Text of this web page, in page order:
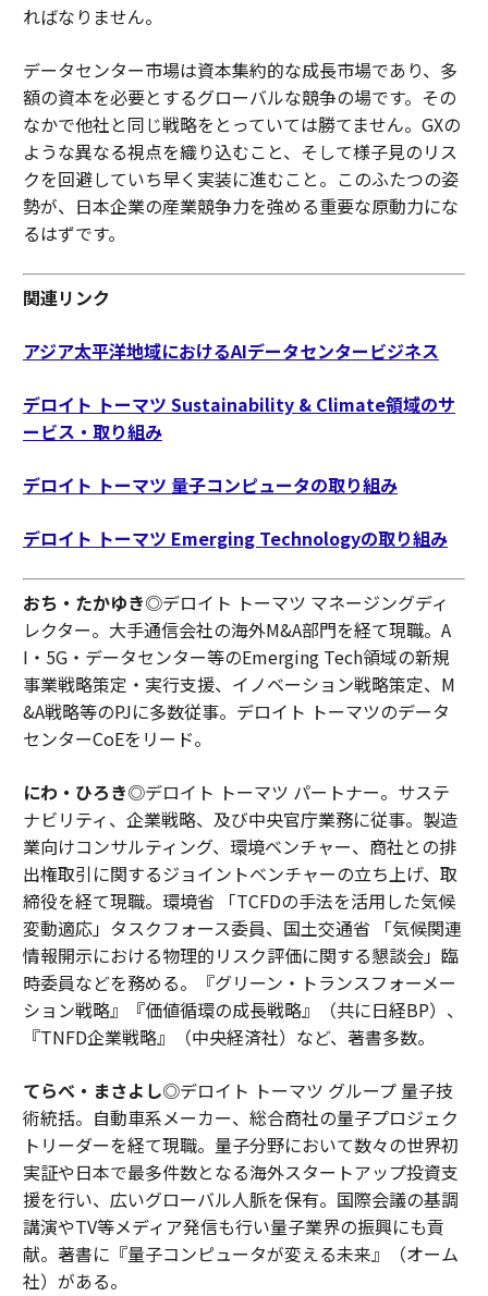
ればなりません。
データセンター市場は資本集約的な成長市場であり、多
額の資本を必要とするグローバルな競争の場です。その
なかで他社と同じ戦略をとっていては勝てません。GXの
ような異なる視点を織り込むこと、そして様子見のリス
クを回避していち早く実装に進むこと。このふたつの姿
勢が、日本企業の産業競争力を強める重要な原動力にな
るはずです。
関連リンク
アジア太平洋地域におけるAIデータセンタービジネス
デロイト トーマツ Sustainability & Climate領域のサ
ービス・取り組み
デロイト トーマツ 量子コンピュータの取り組み
デロイト トーマツ Emerging Technologyの取り組み
おち・たかゆき◎デロイト トーマツ マネージングディ
レクター。大手通信会社の海外M&A部門を経て現職。A
I・5G・データセンター等のEmerging Tech領域の新規
事業戦略策定・実行支援、イノベーション戦略策定、M
&A戦略等のPJに多数従事。デロイト トーマツのデータ
センターCoEをリード。
にわ・ひろき◎デロイト トーマツ パートナー。サステ
ナビリティ、企業戦略、及び中央官庁業務に従事。製造
業向けコンサルティング、環境ベンチャー、商社との排
出権取引に関するジョイントベンチャーの立ち上げ、取
締役を経て現職。環境省 「TCFDの手法を活用した気候
変動適応」タスクフォース委員、国土交通省 「気候関連
情報開示における物理的リスク評価に関する懇談会」臨
時委員などを務める。『グリーン・トランスフォーメー
ション戦略』『価値循環の成長戦略』（共に日経BP）、
『TNFD企業戦略』（中央経済社）など、著書多数。
てらべ・まさよし◎デロイト トーマツ グループ 量子技
術統括。自動車系メーカー、総合商社の量子プロジェク
トリーダーを経て現職。量子分野において数々の世界初
実証や日本で最多件数となる海外スタートアップ投資支
援を行い、広いグローバル人脈を保有。国際会議の基調
講演やTV等メディア発信も行い量子業界の振興にも貢
献。著書に『量子コンピュータが変える未来』（オーム
社）がある。